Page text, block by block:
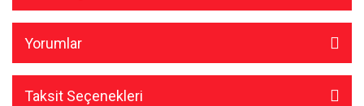
Yorumlar
Taksit Seçenekleri